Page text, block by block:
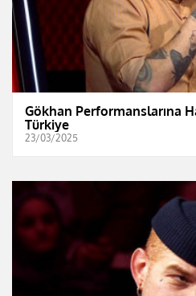
Gökhan Performanslarına
Türkiye
23/03/2025